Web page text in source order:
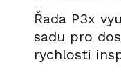
Řada P3x
sadu pro
rychlosti